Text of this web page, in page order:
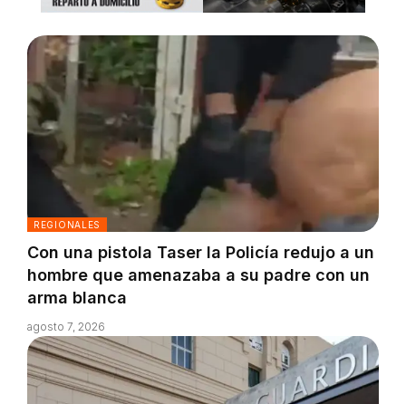
REGIONALES
Con una pistola Taser la Policía redujo a un
hombre que amenazaba a su padre con un
arma blanca
agosto 7, 2026